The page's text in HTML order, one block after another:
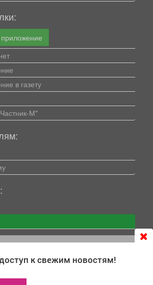
к свежим новостям!
файлов cookie, которые
работу сайта и сбора
качества сервисов.
приложение
в газету
М"
М"